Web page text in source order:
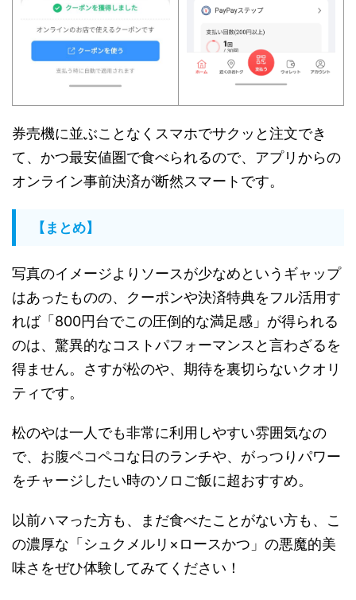
券売機に並ぶことなくスマホでサクッと注文でき
て、かつ最安値圏で食べられるので、アプリからの
オンライン事前決済が断然スマートです。
【まとめ】
写真のイメージよりソースが少なめというギャップ
はあったものの、クーポンや決済特典をフル活用す
れば「800円台でこの圧倒的な満足感」が得られる
のは、驚異的なコストパフォーマンスと言わざるを
得ません。さすが松のや、期待を裏切らないクオリ
ティです。
松のやは一人でも非常に利用しやすい雰囲気なの
で、お腹ペコペコな日のランチや、がっつりパワー
をチャージしたい時のソロご飯に超おすすめ。
以前ハマった方も、まだ食べたことがない方も、こ
の濃厚な「シュクメルリ×ロースかつ」の悪魔的美
味さをぜひ体験してみてください！